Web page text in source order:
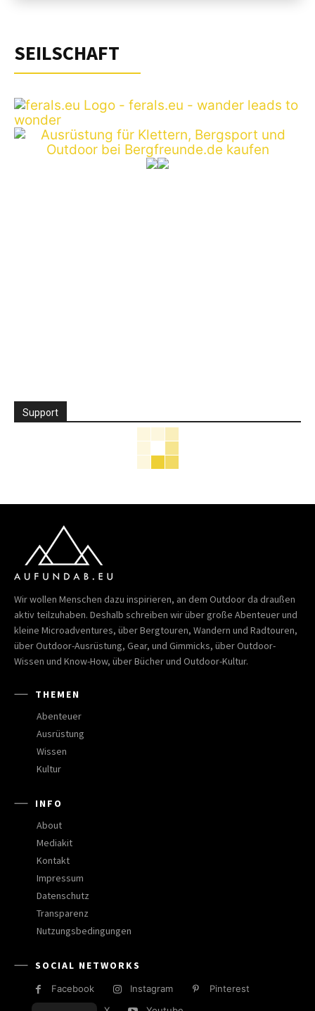
SEILSCHAFT
Support
Wir wollen Menschen dazu inspirieren, an dem Outdoor da draußen
aktiv teilzuhaben. Deshalb schreiben wir über große Abenteuer und
kleine Microadventures, über Bergtouren, Wandern und Radtouren,
über Outdoor-Ausrüstung, Gear, und Gimmicks, über Outdoor-
Wissen und Know-How, über Bücher und Outdoor-Kultur.
THEMEN
Abenteuer
Ausrüstung
Wissen
Kultur
INFO
About
Mediakit
Kontakt
Impressum
Datenschutz
Transparenz
Nutzungsbedingungen
SOCIAL NETWORKS
Facebook Instagram
Pinterest